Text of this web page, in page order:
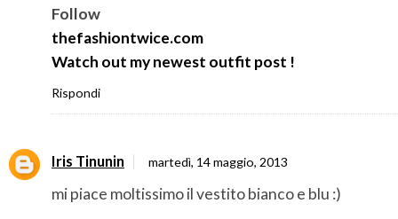
Follow
thefashiontwice.com
Watch out my newest outfit post !
Rispondi
Iris Tinunin martedì, 14 maggio, 2013
mi piace moltissimo il vestito bianco e blu :)